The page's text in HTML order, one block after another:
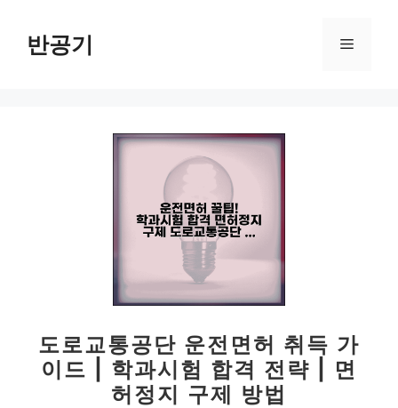
반공기 메
도로교통공단 운전면허 취득 가
이드 | 학과시험 합격 전략 | 면
허정지 구제 방법